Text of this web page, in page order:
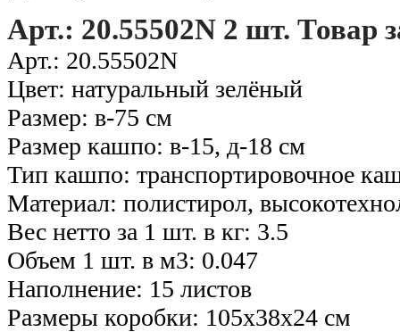
Арт.: 20.55502N 2 шт. Товар
Арт.: 20.55502N
Цвет: натуральный зелёный
Размер: в-75 см
Размер кашпо: в-15, д-18 см
Тип кашпо: транспортировочное
Материал: полистирол,
Вес нетто за 1 шт. в кг: 3.5
Объем 1 шт. в м3: 0.047
Наполнение: 15 листов
Размеры коробки: 105х38х24 см